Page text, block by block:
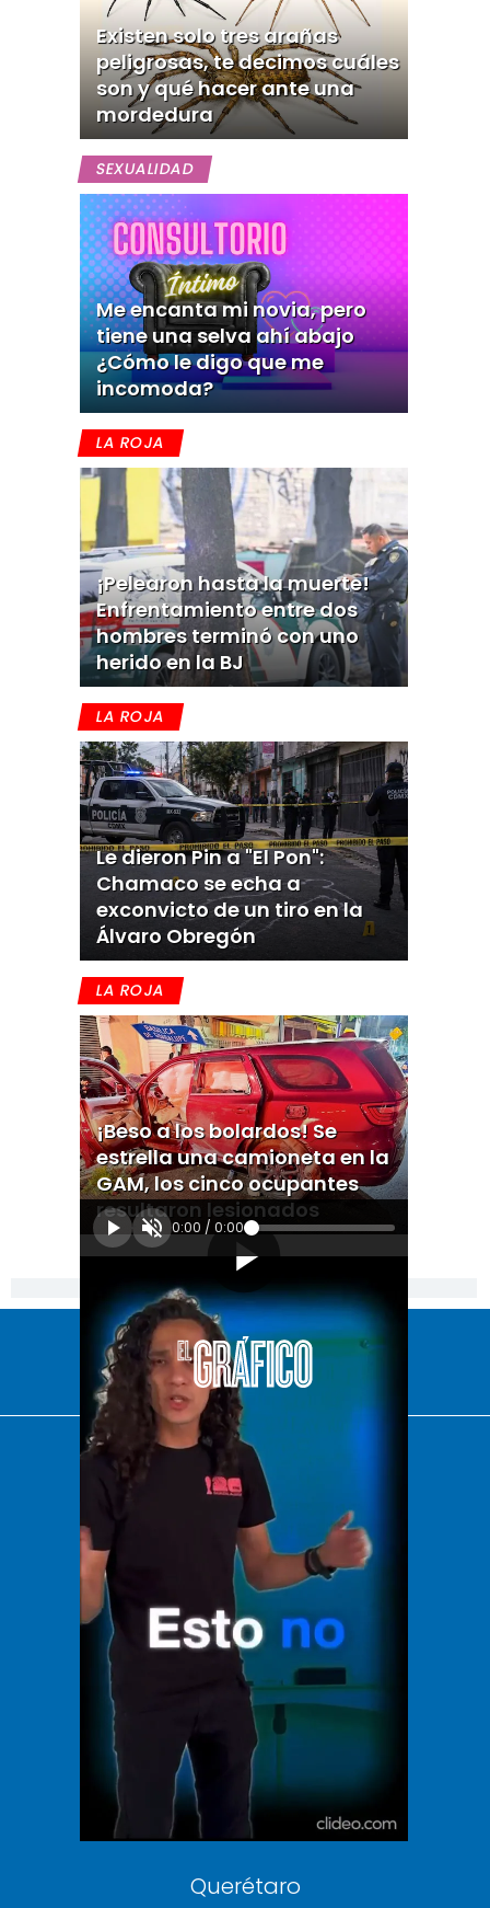
Existen solo tres arañas
peligrosas, te decimos cuáles
son y qué hacer ante una
mordedura
SEXUALIDAD
Me encanta mi novia, pero
tiene una selva ahí abajo
¿Cómo le digo que me
incomoda?
LA ROJA
¡Pelearon hasta la muerte!
Enfrentamiento entre dos
hombres terminó con uno
herido en la BJ
LA ROJA
Le dieron Pin a "El Pon":
Chamaco se echa a
exconvicto de un tiro en la
Álvaro Obregón
LA ROJA
¡Beso a los bolardos! Se
estrella una camioneta en la
GAM, los cinco ocupantes
resultaron lesionados
0:00 / 0:00
[Publicidad]
El Universal
Vive USA
Clase
De 10 sports
DeDinero
Confabulario
Aviso Oportuno
Consultas
Querétaro